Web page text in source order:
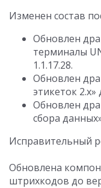
Изменен состав
Обновлен
терминалы
1.1.17.28.
Обновлен
этикеток 2.х»
Обновлен
сбора
Исправительный
Обновлена
штрихкодов до